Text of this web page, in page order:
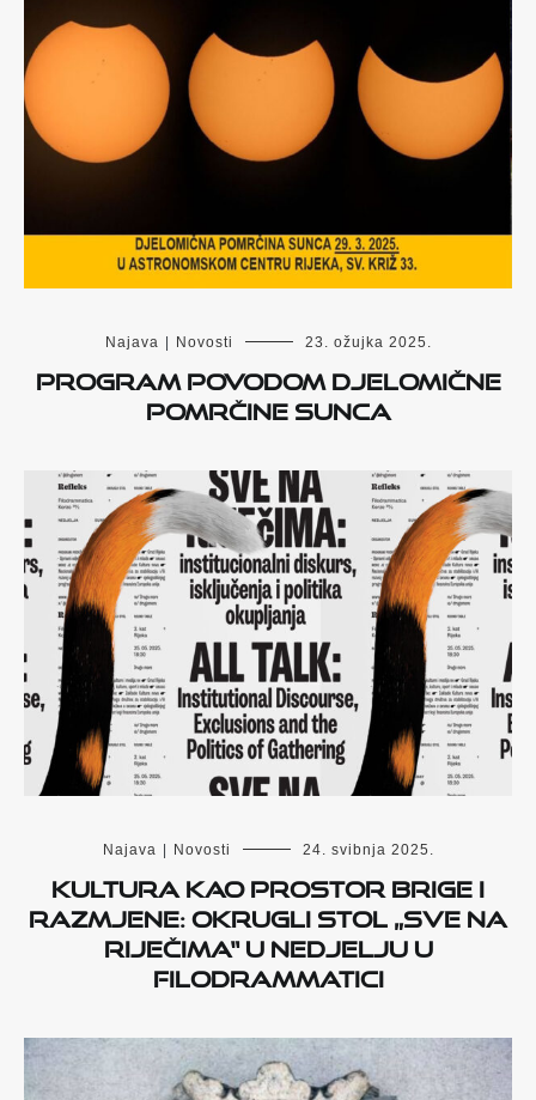
Najava Novosti 23. ožujka 2025.
Program povodom djelomične
pomrčine Sunca
Najava Novosti 24. svibnja 2025.
Kultura kao prostor brige i
razmjene: okrugli stol „Sve na
riječima“ u nedjelju u
Filodrammatici